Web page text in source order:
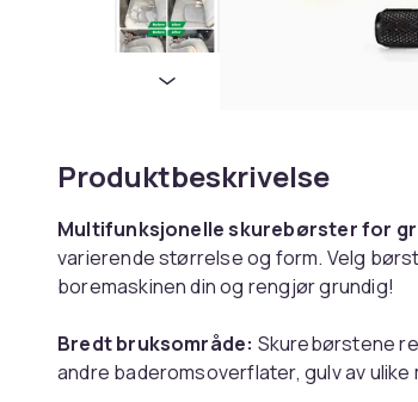
Produktbeskrivelse
Multifunksjonelle skurebørster for
varierende størrelse og form. Velg
boremaskinen din og rengjør grundig!
Bredt bruksområde: Skurebørstene
andre baderomsoverflater, gulv av